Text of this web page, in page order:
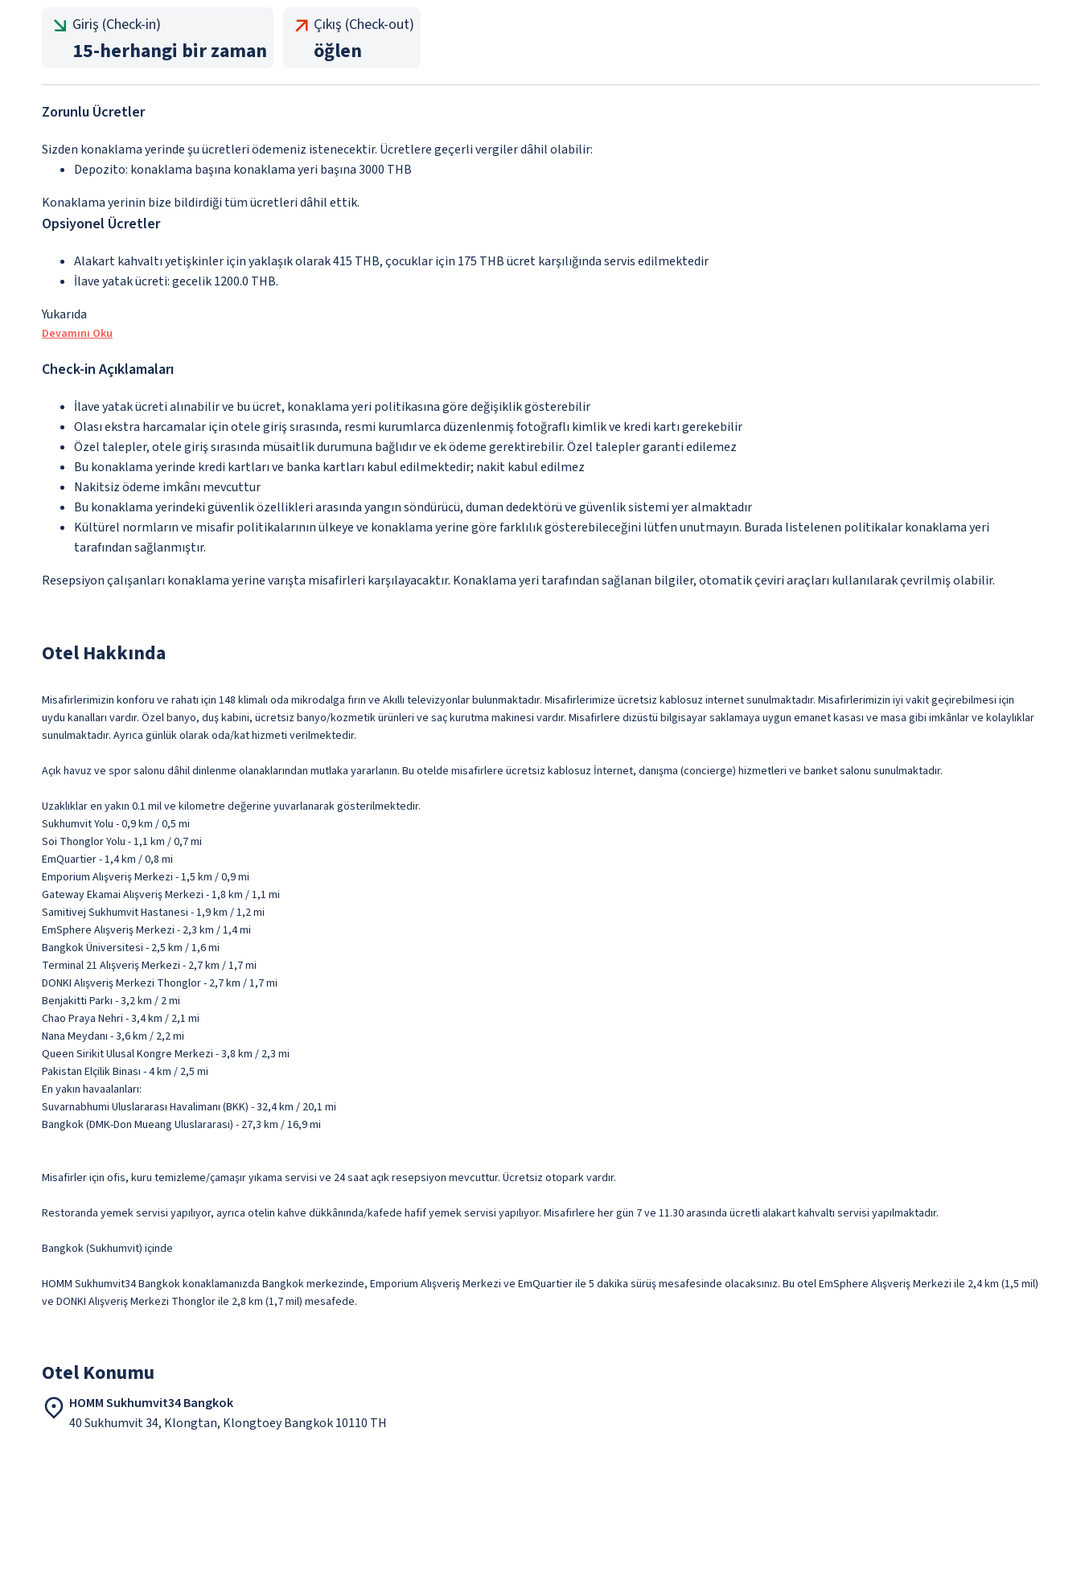
Giriş (Check-in)
15-herhangi bir zaman
Çıkış (Check-out)
öğlen
Zorunlu Ücretler
Sizden konaklama yerinde şu ücretleri ödemeniz istenecektir. Ücretlere geçerli vergiler dâhil olabilir:
Depozito: konaklama başına konaklama yeri başına 3000 THB
Konaklama yerinin bize bildirdiği tüm ücretleri dâhil ettik.
Opsiyonel Ücretler
Alakart kahvaltı yetişkinler için yaklaşık olarak 415 THB, çocuklar için 175 THB ücret karşılığında servis edilmektedir
İlave yatak ücreti: gecelik 1200.0 THB.
Yukarıda
Devamını Oku
Check-in Açıklamaları
İlave yatak ücreti alınabilir ve bu ücret, konaklama yeri politikasına göre değişiklik gösterebilir
Olası ekstra harcamalar için otele giriş sırasında, resmi kurumlarca düzenlenmiş fotoğraflı kimlik ve kredi kartı gerekebilir
Özel talepler, otele giriş sırasında müsaitlik durumuna bağlıdır ve ek ödeme gerektirebilir. Özel talepler garanti edilemez
Bu konaklama yerinde kredi kartları ve banka kartları kabul edilmektedir; nakit kabul edilmez
Nakitsiz ödeme imkânı mevcuttur
Bu konaklama yerindeki güvenlik özellikleri arasında yangın söndürücü, duman dedektörü ve güvenlik sistemi yer almaktadır
Kültürel normların ve misafir politikalarının ülkeye ve konaklama yerine göre farklılık gösterebileceğini lütfen unutmayın. Burada listelenen politikalar konaklama yeri
tarafından sağlanmıştır.
Resepsiyon çalışanları konaklama yerine varışta misafirleri karşılayacaktır. Konaklama yeri tarafından sağlanan bilgiler, otomatik çeviri araçları kullanılarak çevrilmiş olabilir.
Otel Hakkında
Misafirlerimizin konforu ve rahatı için 148 klimalı oda mikrodalga fırın ve Akıllı televizyonlar bulunmaktadır. Misafirlerimize ücretsiz kablosuz internet sunulmaktadır. Misafirlerimizin iyi vakit geçirebilmesi için
uydu kanalları vardır. Özel banyo, duş kabini, ücretsiz banyo/kozmetik ürünleri ve saç kurutma makinesi vardır. Misafirlere dizüstü bilgisayar saklamaya uygun emanet kasası ve masa gibi imkânlar ve kolaylıklar
sunulmaktadır. Ayrıca günlük olarak oda/kat hizmeti verilmektedir.
Açık havuz ve spor salonu dâhil dinlenme olanaklarından mutlaka yararlanın. Bu otelde misafirlere ücretsiz kablosuz İnternet, danışma (concierge) hizmetleri ve banket salonu sunulmaktadır.
Uzaklıklar en yakın 0.1 mil ve kilometre değerine yuvarlanarak gösterilmektedir.
Sukhumvit Yolu - 0,9 km / 0,5 mi
Soi Thonglor Yolu - 1,1 km / 0,7 mi
EmQuartier - 1,4 km / 0,8 mi
Emporium Alışveriş Merkezi - 1,5 km / 0,9 mi
Gateway Ekamai Alışveriş Merkezi - 1,8 km / 1,1 mi
Samitivej Sukhumvit Hastanesi - 1,9 km / 1,2 mi
EmSphere Alışveriş Merkezi - 2,3 km / 1,4 mi
Bangkok Üniversitesi - 2,5 km / 1,6 mi
Terminal 21 Alışveriş Merkezi - 2,7 km / 1,7 mi
DONKI Alışveriş Merkezi Thonglor - 2,7 km / 1,7 mi
Benjakitti Parkı - 3,2 km / 2 mi
Chao Praya Nehri - 3,4 km / 2,1 mi
Nana Meydanı - 3,6 km / 2,2 mi
Queen Sirikit Ulusal Kongre Merkezi - 3,8 km / 2,3 mi
Pakistan Elçilik Binası - 4 km / 2,5 mi
En yakın havaalanları:
Suvarnabhumi Uluslararası Havalimanı (BKK) - 32,4 km / 20,1 mi
Bangkok (DMK-Don Mueang Uluslararası) - 27,3 km / 16,9 mi
Misafirler için ofis, kuru temizleme/çamaşır yıkama servisi ve 24 saat açık resepsiyon mevcuttur. Ücretsiz otopark vardır.
Restoranda yemek servisi yapılıyor, ayrıca otelin kahve dükkânında/kafede hafif yemek servisi yapılıyor. Misafirlere her gün 7 ve 11.30 arasında ücretli alakart kahvaltı servisi yapılmaktadır.
Bangkok (Sukhumvit) içinde
HOMM Sukhumvit34 Bangkok konaklamanızda Bangkok merkezinde, Emporium Alışveriş Merkezi ve EmQuartier ile 5 dakika sürüş mesafesinde olacaksınız. Bu otel EmSphere Alışveriş Merkezi ile 2,4 km (1,5 mil)
ve DONKI Alışveriş Merkezi Thonglor ile 2,8 km (1,7 mil) mesafede.
Otel Konumu
HOMM Sukhumvit34 Bangkok
40 Sukhumvit 34, Klongtan, Klongtoey Bangkok 10110 TH